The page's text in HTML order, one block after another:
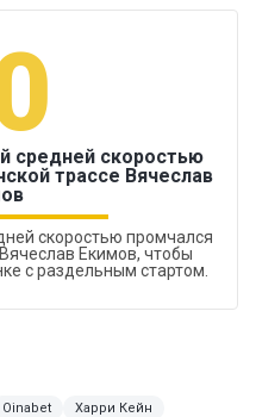
средней скоростью
трассе Вячеслав
скоростью промчался
Екимов, чтобы
с раздельным стартом.
Oinabet
Харри Кейн